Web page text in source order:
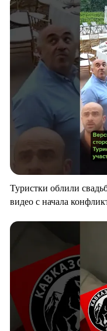
Туристки облили
видео с начала